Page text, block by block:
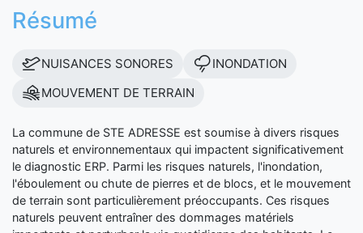
Résumé
NUISANCES SONORES
INONDATION
MOUVEMENT DE TERRAIN
La commune de STE ADRESSE est soumise à divers risques
naturels et environnementaux qui impactent significativement
le diagnostic ERP. Parmi les risques naturels, l'inondation,
l'éboulement ou chute de pierres et de blocs, et le mouvement
de terrain sont particulièrement préoccupants. Ces risques
naturels peuvent entraîner des dommages matériels